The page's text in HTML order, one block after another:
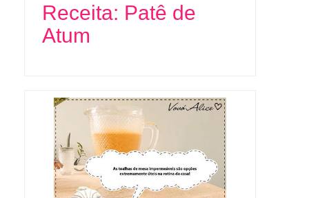
Receita: Patê de
Atum